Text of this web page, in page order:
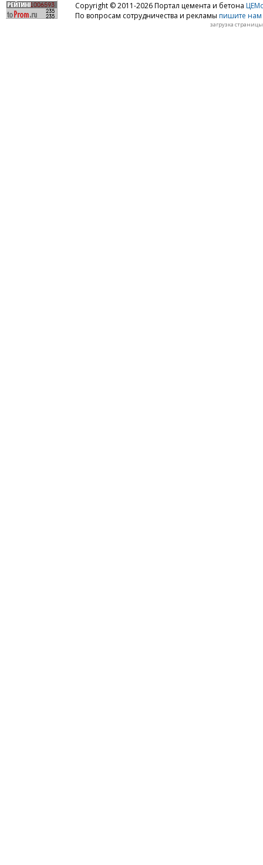
Copyright © 2011-2026 Портал цемента и бетона
По вопросам сотрудничества и рекламы пишите нам
загрузка